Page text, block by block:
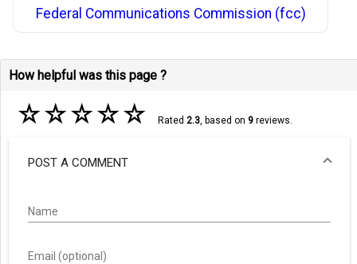
Federal Communications Commission (fcc)
How helpful was this page ?
☆☆☆☆☆ Rated 2.3, based on 9reviews.
POST A COMMENT
Name
Email (optional)